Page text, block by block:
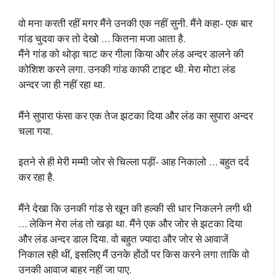
वो मना करती रहीं मगर मैंने उनकी एक नहीं सुनी. मैंने कहा- एक बार
गांड चुदवा कर तो देखो … कितना मजा आता है.
मैंने गांड को थोड़ा चाट कर गीला किया और लंड अन्दर डालने की
कोशिश करने लगा. उनकी गांड काफी टाइट थी. मेरा मोटा लंड
अन्दर जा ही नहीं रहा था.
मैंने सुपारा फंसा कर एक तेज झटका दिया और लंड का सुपारा अन्दर
चला गया.
इतने से ही मेरी मम्मी जोर से चिल्ला पड़ीं- आह निकालो … बहुत दर्द
कर रहा है.
मैंने देखा कि उनकी गांड से खून की हल्की सी धार निकलने लगी थी
… लेकिन मेरा लंड तो खड़ा था. मैंने एक और जोर से झटका दिया
और लंड अन्दर डाल दिया. वो बहुत ज्यादा और जोर से आवाजें
निकाल रही थीं, इसलिए मैं उनके होंठों पर किस करने लगा ताकि वो
उनकी आवाज बाहर नहीं जा पाए.